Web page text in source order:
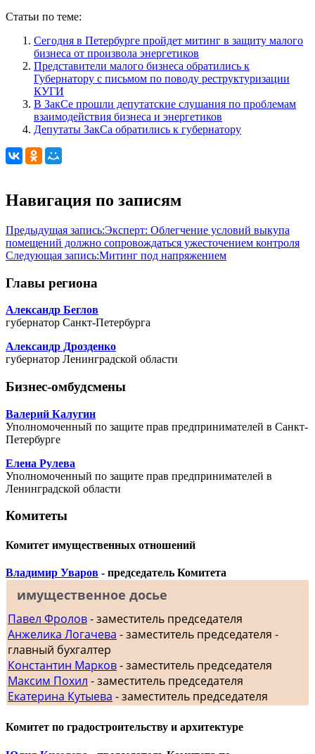
Статьи по теме:
Сегодня в Петербурге пройдет митинг в защиту малого
бизнеса от произвола энергетиков
Представители малого бизнеса обратились к
Губернатору с письмом по поводу реструктуризации
КУГИ
В ЗакСе прошли депутатские слушания по проблемам
взаимодействия бизнеса и энергетиков
Депутаты ЗакСа обратились к губернатору
Навигация по записям
Предыдущая запись:Эксперт: Облегчение условий выкупа
помещений должно сопровождаться ужесточением контроля
Следующая запись:Митинг под напряжением
Главы региона
Александр Беглов
губернатор Санкт-Петербурга
Александр Дрозденко
губернатор Ленинградской области
Бизнес-омбудсмены
Валерий Калугин
Уполномоченный по защите прав предпринимателей в Санкт-
Петербурге
Елена Рулева
Уполномоченный по защите прав предпринимателей в
Ленинградской области
Комитеты
Комитет имущественных отношений
Владимир Уваров - председатель Комитета
имущественное досье
Павел Фролов- заместитель председателя
Анжелика Логачева - заместитель председателя -
главный бухгалтер
Константин Марков- заместитель председателя
Максим Похил - заместитель председателя
Екатерина Кутыева - заместитель председателя
Комитет по градостроительству и архитектуре